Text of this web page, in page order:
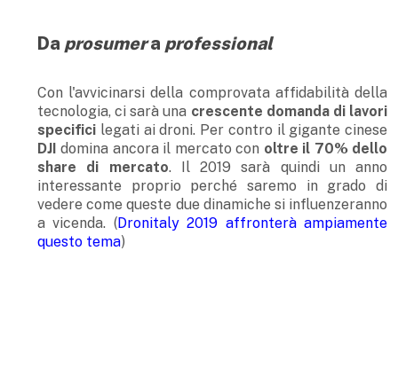
Da prosumera professional
Con l'avvicinarsi della comprovata affidabilità della
tecnologia, ci sarà una crescente domanda di lavori
specifici legati ai droni. Per contro il gigante cinese
DJI domina ancora il mercato con oltre il 70% dello
share di mercato. Il 2019 sarà quindi un anno
interessante proprio perché saremo in grado di
vedere come queste due dinamiche si influenzeranno
a vicenda. (Dronitaly 2019 affronterà ampiamente
questo tema)